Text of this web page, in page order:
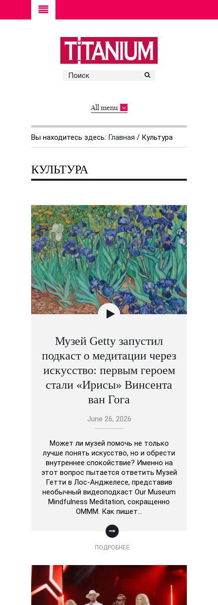
All menu
Вы находитесь здесь: Главная / Культура
КУЛЬТУРА
Музей Getty запустил
подкаст о медитации через
искусство: первым героем
стали «Ирисы» Винсента
ван Гога
June 26, 2026
Может ли музей помочь не только
лучше понять искусство, но и обрести
внутреннее спокойствие? Именно на
этот вопрос пытается ответить Музей
Гетти в Лос-Анджелесе, представив
необычный видеоподкаст Our Museum
Mindfulness Meditation, сокращенно
OMMM. Как пишет…
ПОДРОБНЕЕ